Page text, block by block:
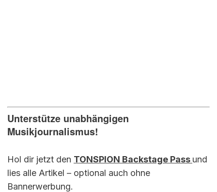
Unterstütze unabhängigen
Musikjournalismus!
Hol dir jetzt den TONSPION Backstage Pass und
lies alle Artikel – optional auch ohne
Bannerwerbung.